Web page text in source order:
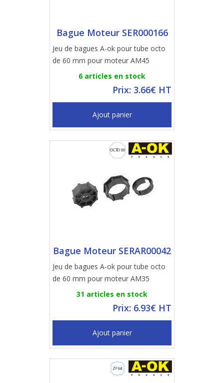
Bague Moteur SER000166
Jeu de bagues A-ok pour tube octo
de 60 mm pour moteur AM45
6 articles en stock
Prix: 3.66€ HT
Ajout panier
Bague Moteur SERAR00042
Jeu de bagues A-ok pour tube octo
de 60 mm pour moteur AM35
31 articles en stock
Prix: 6.93€ HT
Ajout panier